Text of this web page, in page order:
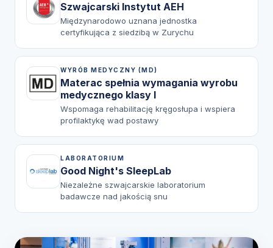
Szwajcarski Instytut AEH
Międzynarodowo uznana jednostka
certyfikująca z siedzibą w Zurychu
WYRÓB MEDYCZNY (MD)
Materac spełnia wymagania wyrobu
medycznego klasy I
Wspomaga rehabilitację kręgosłupa i wspiera
profilaktykę wad postawy
LABORATORIUM
Good Night's SleepLab
Niezależne szwajcarskie laboratorium
badawcze nad jakością snu